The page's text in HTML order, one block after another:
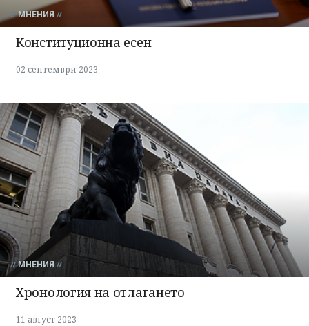
МНЕНИЯ
Конституционна есен
02 септември 2023
МНЕНИЯ
Хронология на отлагането
11 август 2023